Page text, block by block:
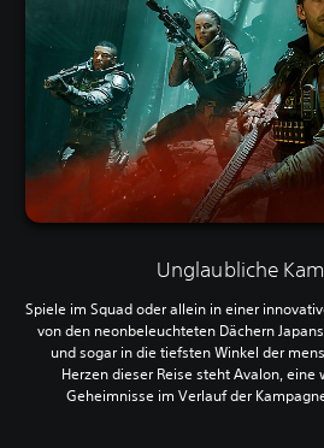
Unglaubliche
Spiele im Squad oder allein in einer
von den neonbeleuchteten Dächern
und sogar in die tiefsten Winkel der
Herzen dieser Reise steht Avalon,
Geheimnisse im Verlauf der